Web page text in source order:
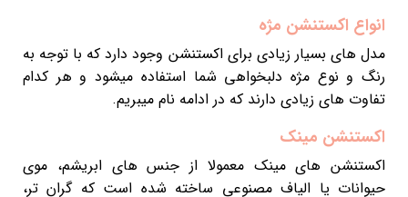
انواع اکستنشن مژه
مدل های بسیار زیادی برای اکستنشن وجود دارد که با توجه به
رنگ و نوع مژه دلبخواهی شما استفاده میشود و هر کدام
تفاوت های زیادی دارند که در ادامه نام میبریم.
اکستنشن مینک
اکستنشن های مینک معمولا از جنس های ابریشم، موی
حیوانات یا الیاف مصنوعی ساخته شده است که گران تر،